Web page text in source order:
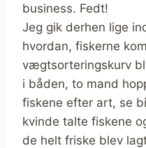
business. Fedt!
Jeg gik derhen lige
hvordan, fiskerne
vægtsorteringskurv
i båden, to mand
fiskene efter art, se
kvinde talte fiskene
de helt friske blev